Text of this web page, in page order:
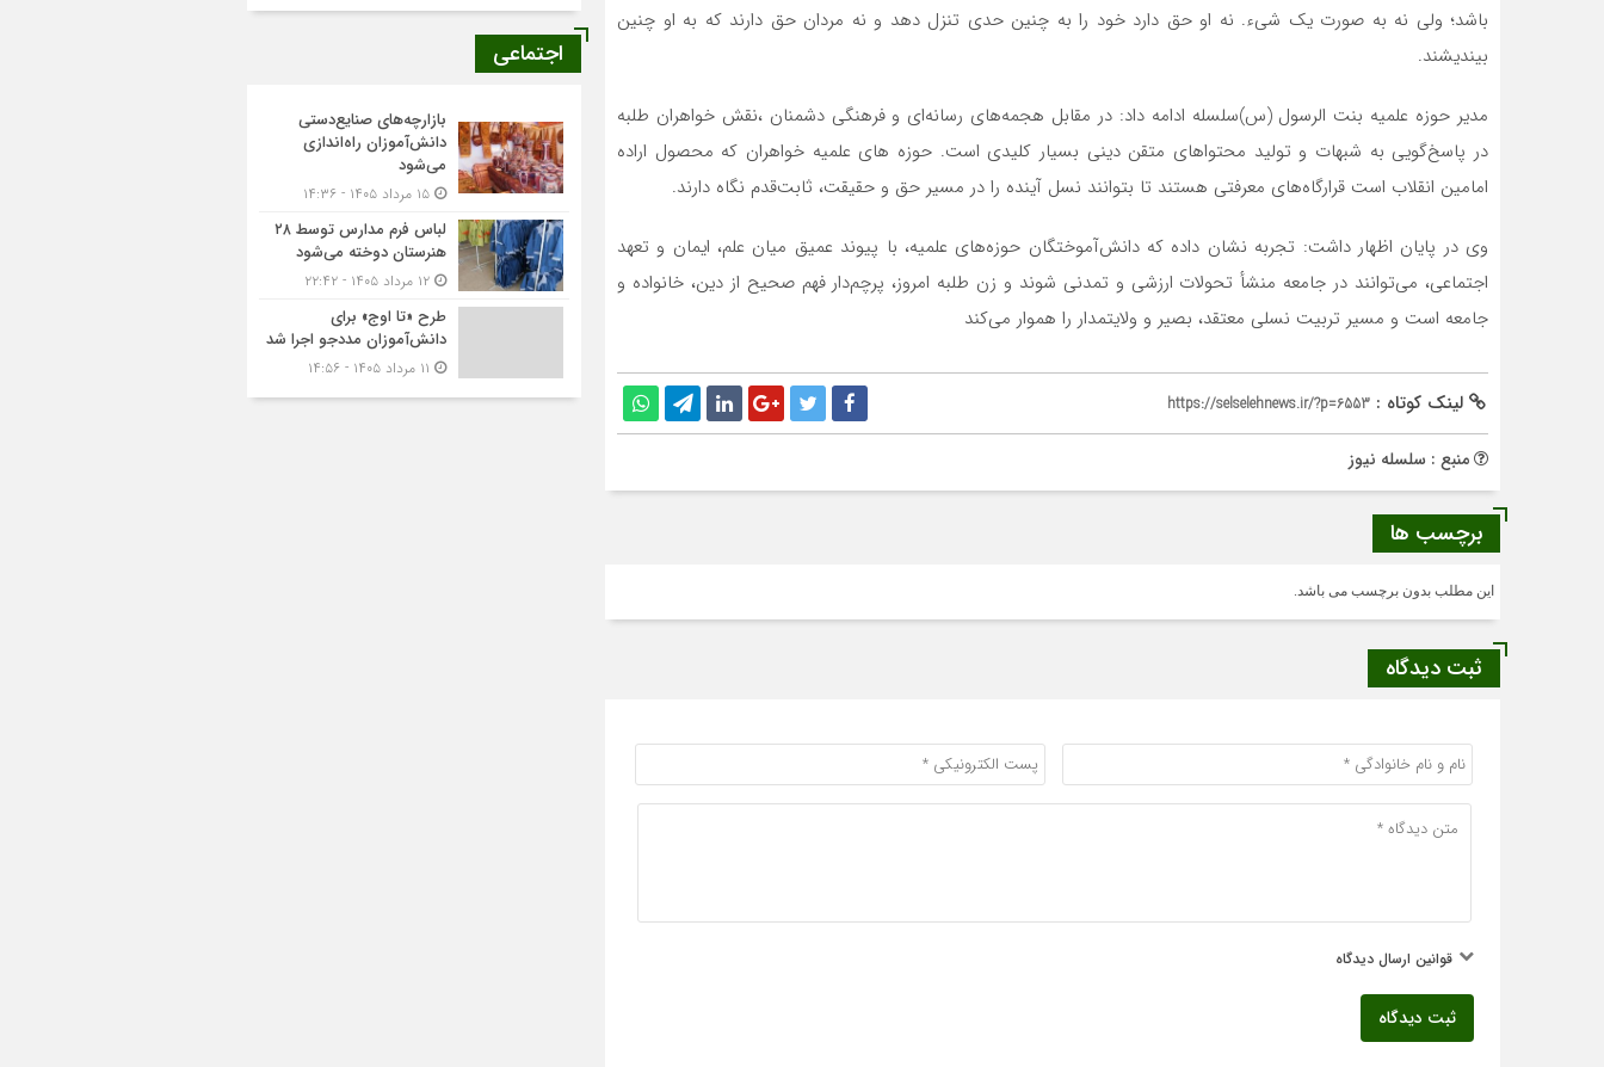
باشد؛ ولی نه به صورت یک شیء. نه او حق دارد خود را به چنین حدی تنزل دهد و نه مردان حق دارند که به او چنین
بیندیشند.
مدیر حوزه علمیه بنت الرسول (س)‌سلسله ادامه داد: در مقابل هجمه‌های رسانه‌ای و فرهنگی دشمنان ،نقش خواهران طلبه
در پاسخ‌گویی به شبهات و تولید محتواهای متقن دینی بسیار کلیدی است. حوزه های علمیه خواهران که محصول اراده
امامین انقلاب است قرارگاه‌های معرفتی هستند تا بتوانند نسل آینده را در مسیر حق و حقیقت، ثابت‌قدم نگاه دارند.
وی در پایان اظهار داشت: تجربه نشان داده که دانش‌آموختگان حوزه‌های علمیه، با پیوند عمیق میان علم، ایمان و تعهد
اجتماعی، می‌توانند در جامعه منشأ تحولات ارزشی و تمدنی شوند و زن طلبه امروز، پرچم‌دار فهم صحیح از دین، خانواده و
جامعه است و مسیر تربیت نسلی معتقد، بصیر و ولایتمدار را هموار می‌کند
لینک کوتاه : https://selselehnews.ir/?p=6553
منبع : سلسله نیوز
برچسب ها
این مطلب بدون برچسب می باشد.
ثبت دیدگاه
قوانین ارسال دیدگاه
ثبت دیدگاه
اجتماعی
بازارچه‌های صنایع‌دستی
دانش‌آموزان راه‌اندازی
می‌شود
لباس فرم مدارس توسط ۲۸
هنرستان‌ دوخته می‌شود
طرح «تا اوج» برای
دانش‌آموزان مددجو اجرا شد